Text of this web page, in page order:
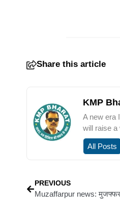
Share this article
KMP
A new era
will raise a
All Posts
PREVIOUS